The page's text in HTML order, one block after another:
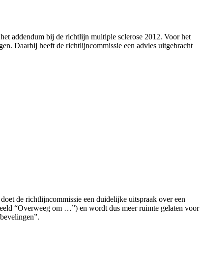
addendum bij de richtlijn multiple sclerose 2012. Voor het
Daarbij heeft de richtlijncommissie een advies uitgebracht
de richtlijncommissie een duidelijke uitspraak over een
“Overweeg om …”) en wordt dus meer ruimte gelaten voor